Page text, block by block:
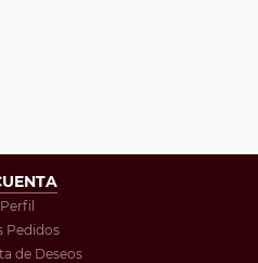
Pedidos
de Deseos